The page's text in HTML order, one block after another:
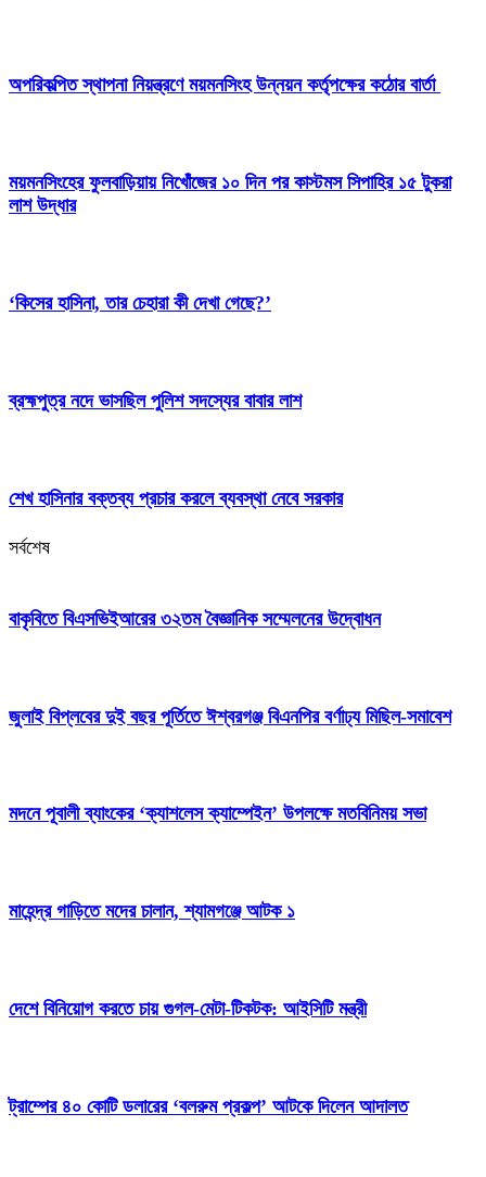
অপরিকল্পিত স্থাপনা নিয়ন্ত্রণে ময়মনসিংহ উন্নয়ন কর্তৃপক্ষের কঠোর বার্তা
ময়মনসিংহের ফুলবাড়িয়ায় নিখোঁজের ১০ দিন পর কাস্টমস সিপাহির ১৫ টুকরা
লাশ উদ্ধার
‘কিসের হাসিনা, তার চেহারা কী দেখা গেছে?’
ব্রহ্মপুত্র নদে ভাসছিল পুলিশ সদস্যের বাবার লাশ
শেখ হাসিনার বক্তব্য প্রচার করলে ব্যবস্থা নেবে সরকার
সর্বশেষ
বাকৃবিতে বিএসভিইআরের ৩২তম বৈজ্ঞানিক সম্মেলনের উদ্বোধন
জুলাই বিপ্লবের দুই বছর পূর্তিতে ঈশ্বরগঞ্জ বিএনপির বর্ণাঢ্য মিছিল-সমাবেশ
মদনে পূবালী ব্যাংকের ‘ক্যাশলেস ক্যাম্পেইন’ উপলক্ষে মতবিনিময় সভা
মাহেন্দ্র গাড়িতে মদের চালান, শ্যামগঞ্জে আটক ১
দেশে বিনিয়োগ করতে চায় গুগল-মেটা-টিকটক: আইসিটি মন্ত্রী
ট্রাম্পের ৪০ কোটি ডলারের ‘বলরুম প্রকল্প’ আটকে দিলেন আদালত